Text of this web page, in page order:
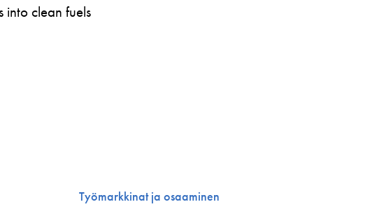
into clean fuels
Työmarkkinat ja osaaminen